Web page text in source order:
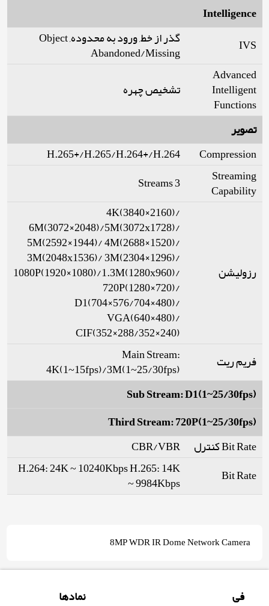
Intelligence
IVS
گذر از خط, ورود به محدوده, Object
Abandoned/Missing
Advanced
Intelligent
Functions
تشخیص چهره
تصویر
Compression
H.265+/H.265/H.264+/H.264
Streaming
Capability
3 Streams
رزولیشن
4K(3840×2160)/
6M(3072×2048)/5M(3072x1728)/
5M(2592×1944)/ 4M(2688×1520)/
3M(2048x1536)/ 3M(2304×1296)/
1080P(1920×1080)/1.3M(1280x960)/
720P(1280×720)/
D1(704×576/704×480)/
VGA(640×480)/
CIF(352×288/352×240)
فریم ریت
Main Stream:
4K(1~15fps)/3M(1~25/30fps)
Sub Stream: D1(1~25/30fps)
Third Stream: 720P(1~25/30fps)
Bit Rate کنترل
CBR/VBR
Bit Rate
H.264: 24K ~ 10240Kbps H.265: 14K
~ 9984Kbps
8MP WDR IR Dome Network Camera
فی
نمادها